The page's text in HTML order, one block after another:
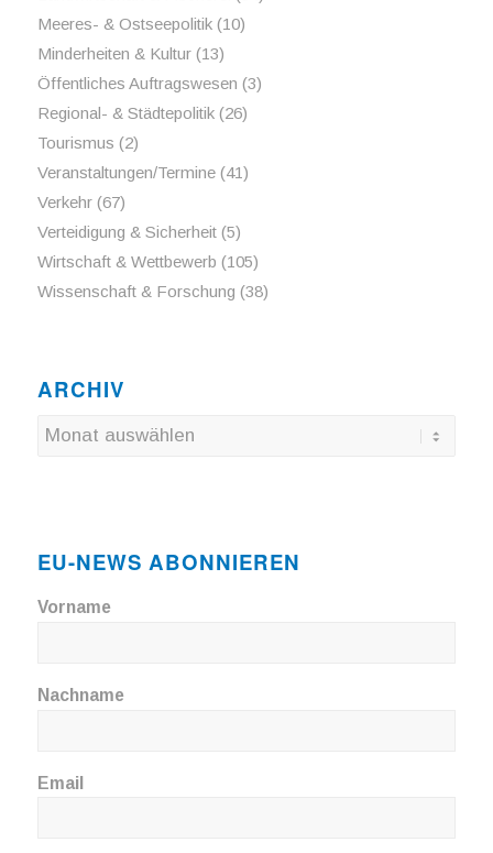
Meeres- & Ostseepolitik(10)
Minderheiten & Kultur(13)
Öffentliches Auftragswesen (3)
Regional- & Städtepolitik(26)
Tourismus (2)
Veranstaltungen/Termine(41)
Verkehr(67)
Verteidigung & Sicherheit(5)
Wirtschaft & Wettbewerb (105)
Wissenschaft & Forschung (38)
ARCHIV
EU-NEWS ABONNIEREN
Vorname
Nachname
Email